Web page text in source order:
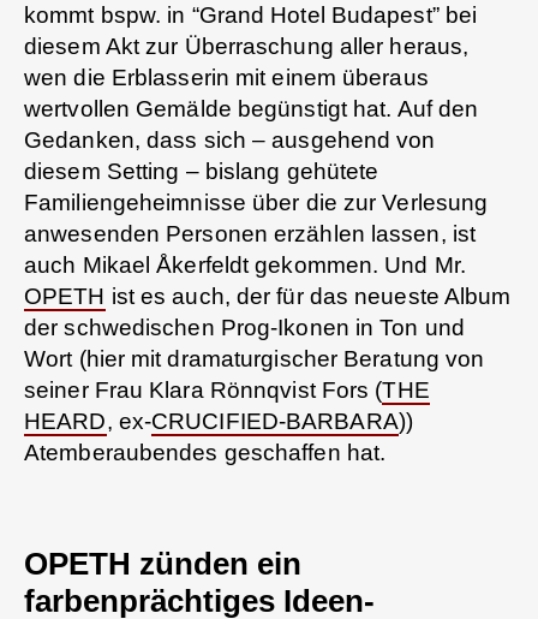
kommt bspw. in “Grand Hotel Budapest” bei
diesem Akt zur Überraschung aller heraus,
wen die Erblasserin mit einem überaus
wertvollen Gemälde begünstigt hat. Auf den
Gedanken, dass sich – ausgehend von
diesem Setting – bislang gehütete
Familiengeheimnisse über die zur Verlesung
anwesenden Personen erzählen lassen, ist
auch Mikael Åkerfeldt gekommen. Und Mr.
OPETH ist es auch, der für das neueste Album
der schwedischen Prog-Ikonen in Ton und
Wort (hier mit dramaturgischer Beratung von
seiner Frau Klara Rönnqvist Fors (THE
HEARD, ex-CRUCIFIED-BARBARA))
Atemberaubendes geschaffen hat.
OPETH zünden ein
farbenprächtiges Ideen-